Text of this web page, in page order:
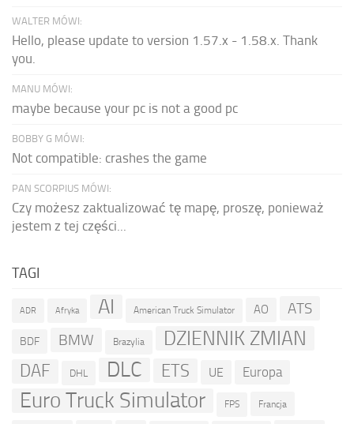
WALTER MÓWI:
Hello, please update to version 1.57.x - 1.58.x. Thank
you.
MANU MÓWI:
maybe because your pc is not a good pc
BOBBY G MÓWI:
Not compatible: crashes the game
PAN SCORPIUS MÓWI:
Czy możesz zaktualizować tę mapę, proszę, ponieważ
jestem z tej części...
TAGI
ADR Afryka AI American Truck Simulator AO ATS
BDF BMW Brazylia DZIENNIK ZMIAN
DAF DHL DLC ETS UE Europa
Euro Truck Simulator FPS Francja